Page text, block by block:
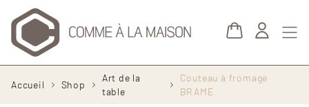
d'Ariane
Accueil Shop
Art de la
table
Couteau à fromage
BRAME